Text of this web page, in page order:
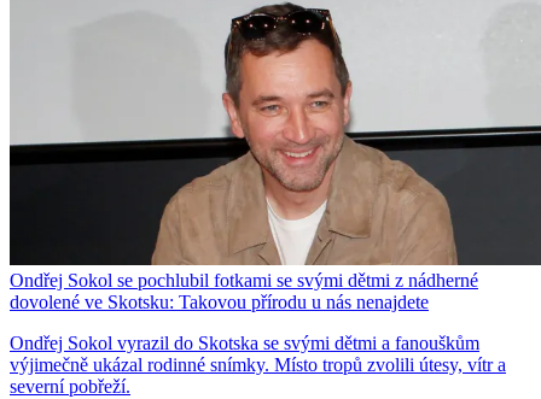
Ondřej Sokol se pochlubil fotkami se svými dětmi z nádherné
dovolené ve Skotsku: Takovou přírodu u nás nenajdete
Ondřej Sokol vyrazil do Skotska se svými dětmi a fanouškům
výjimečně ukázal rodinné snímky. Místo tropů zvolili útesy, vítr a
severní pobřeží.